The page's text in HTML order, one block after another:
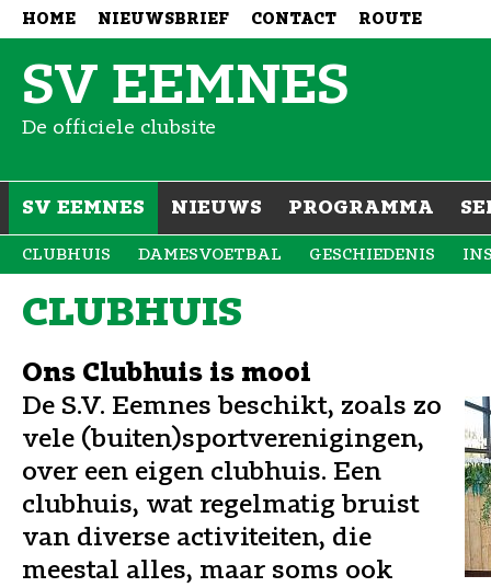
HOME NIEUWSBRIEF CONTACT ROUTE
SV EEMNES
De officiele clubsite
SV EEMNES
CLUBHUIS DAMESVOETBAL GESCHIEDENIS
NIEUWS PROGRAMMA
CLUBHUIS
Ons Clubhuis is mooi
De S.V. Eemnes beschikt, zoals zo
vele (buiten)sportverenigingen,
over een eigen clubhuis. Een
clubhuis, wat regelmatig bruist
van diverse activiteiten, die
meestal alles, maar soms ook